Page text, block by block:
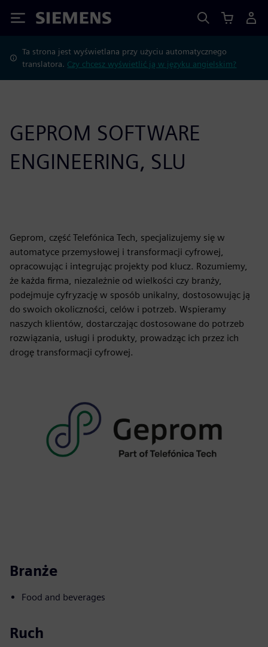
Siemens
Ta strona jest wyświetlana przy użyciu automatycznego
translatora. Czy chcesz wyświetlić ją w języku angielskim?
GEPROM SOFTWARE
ENGINEERING, SLU
Geprom, część Telefónica Tech, specjalizujemy się w
automatyce przemysłowej i transformacji cyfrowej,
opracowując i integrując projekty pod klucz. Rozumiemy,
że każda firma, niezależnie od wielkości czy branży,
podejmuje cyfryzację w sposób unikalny, dostosowując ją
do swoich okoliczności, celów i potrzeb. Wspieramy
naszych klientów, dostarczając dostosowane do potrzeb
rozwiązania, usługi i produkty, prowadząc ich przez ich
drogę transformacji cyfrowej.
Branże
Food and beverages
Ruch